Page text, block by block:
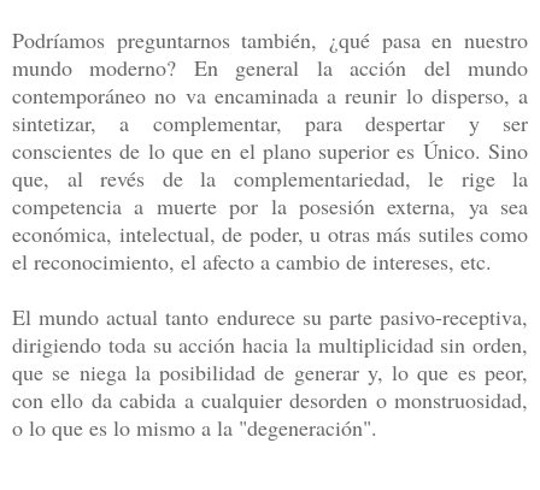
Podríamos preguntarnos también, ¿qué pasa en nuestro
mundo moderno? En general la acción del mundo
contemporáneo no va encaminada a reunir lo disperso, a
sintetizar, a complementar, para despertar y ser
conscientes de lo que en el plano superior es Único. Sino
que, al revés de la complementariedad, le rige la
competencia a muerte por la posesión externa, ya sea
económica, intelectual, de poder, u otras más sutiles como
el reconocimiento, el afecto a cambio de intereses, etc.
El mundo actual tanto endurece su parte pasivo-receptiva,
dirigiendo toda su acción hacia la multiplicidad sin orden,
que se niega la posibilidad de generar y, lo que es peor,
con ello da cabida a cualquier desorden o monstruosidad,
o lo que es lo mismo a la "degeneración".